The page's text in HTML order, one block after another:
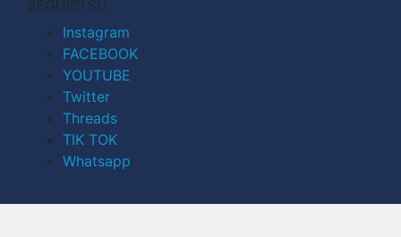
SEGUICI SU
Instagram
FACEBOOK
YOUTUBE
Twitter
Threads
TIK TOK
Whatsapp